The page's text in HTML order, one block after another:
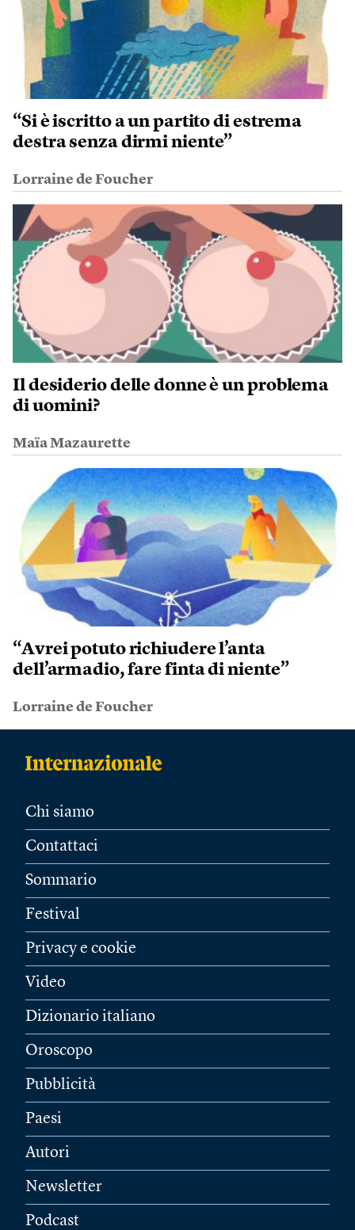
“Si è iscritto a un partito di estrema
destra senza dirmi niente”
Lorraine de Foucher
Il desiderio delle donne è un problema
di uomini?
Maïa Mazaurette
“Avrei potuto richiudere l’anta
dell’armadio, fare finta di niente”
Lorraine de Foucher
Chi siamo
Contattaci
Sommario
Festival
Privacy e cookie
Video
Dizionario italiano
Oroscopo
Pubblicità
Paesi
Autori
Newsletter
Podcast